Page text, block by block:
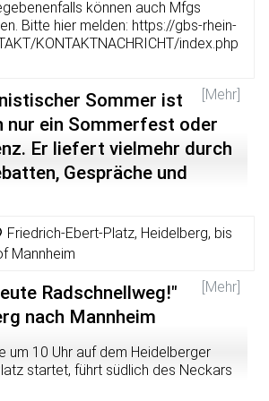
beschäftigt sich in seinem Vortrag mit
humana. Erklärt die Hirnforschung
und Autorin
Düsseldorf setzt sich mit dem Thema
der Entscheidung, ohne Kinder zu
Bedrohung: Wie wir die offene
Autor und
der gbs-Stiftung Michael Schmidt-
wieder Gelegenheit zum Essen,
Kennenlernen.
ein Freigetränk, ansonsten muss
selbst gezahlt werden. Der Rest ist
können auch Mfgs
Bitte hier melden: https://gbs-rhein-
KONTAKTNACHRICHT/index.php
[Mehr]
Sommer ist
nur ein Sommerfest oder
Er liefert vielmehr durch
Gespräche und
Zeit. Den Abschluss
mit Live-Musik.
Humanistischen Sommers 2022
Dr. Nikil Mukerji, Philosoph, Autor und
Studiengangs Philosophie, Politik,
widmet sich in seinem Vortrag
- zwischen Banalität und
Friedrich-Ebert-Platz, Heidelberg, bis
Mannheim
[Mehr]
Radschnellweg!"
nach Mannheim
um 10 Uhr auf dem Heidelberger
startet, führt südlich des Neckars